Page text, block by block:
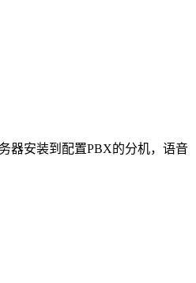
器安装到配置PBX的分机，语音